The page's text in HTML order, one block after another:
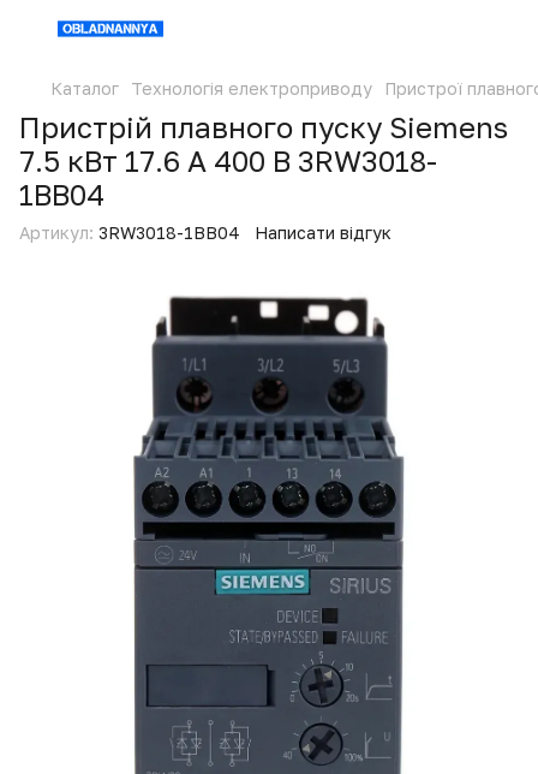
Каталог Технологія електроприводу Пристрої
Пристрій плавного пуску Siemens
7.5 кВт 17.6 А 400 В 3RW3018-
1BB04
Артикул: 3RW3018-1BB04 Написати відгук